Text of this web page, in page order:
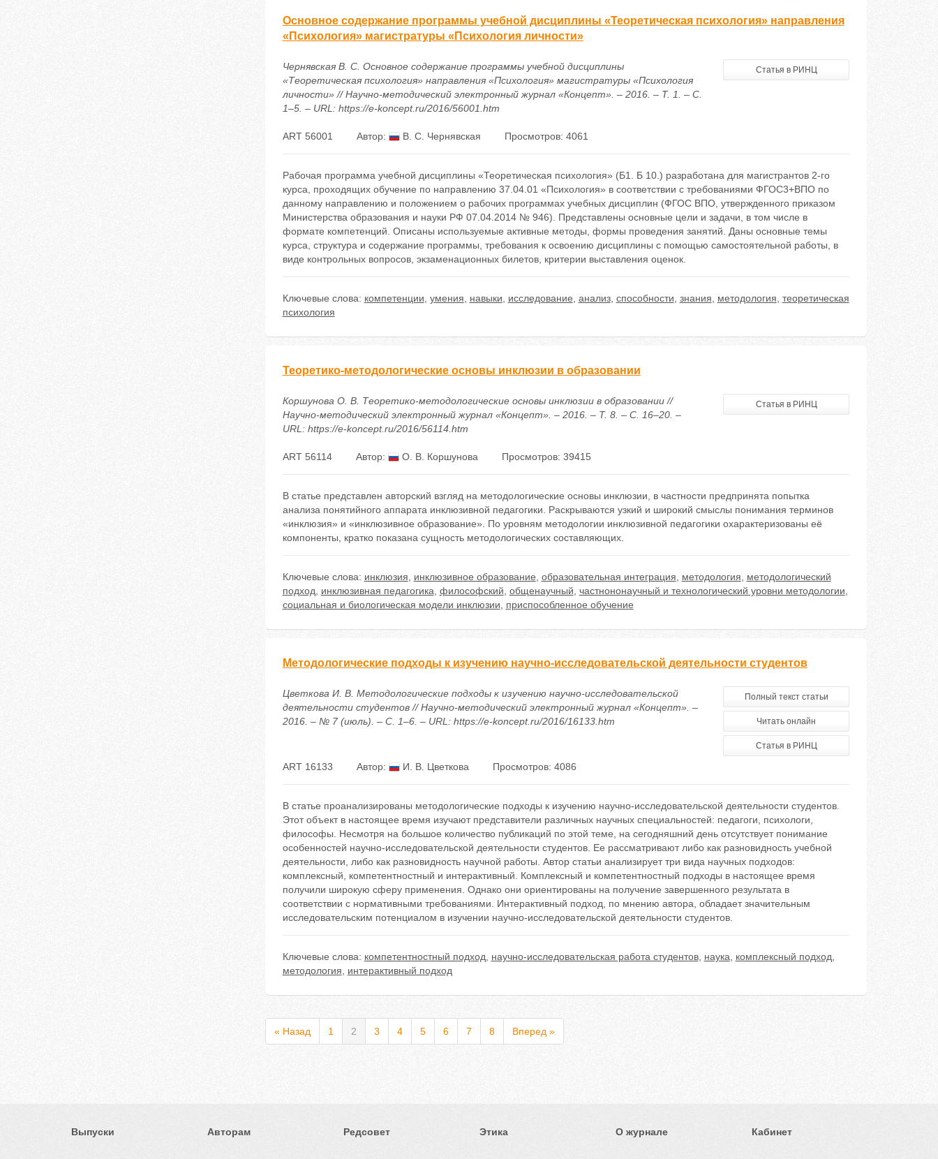
Основное содержание программы учебной дисциплины «Теоретическая психология» направления
«Психология» магистратуры «Психология личности»
Чернявская В. С. Основное содержание программы учебной дисциплины
«Теоретическая психология» направления «Психология» магистратуры «Психология
личности» // Научно-методический электронный журнал «Концепт». – 2016. – Т. 1. – С.
1–5. – URL: https://e-koncept.ru/2016/56001.htm
Статья в РИНЦ
ART 56001 Автор: В. С. Чернявская Просмотров: 4061
Рабочая программа учебной дисциплины «Теоретическая психология» (Б1. Б 10.) разработана для магистрантов 2-го
курса, проходящих обучение по направлению 37.04.01 «Психология» в соответствии с требованиями ФГОС3+ВПО по
данному направлению и положением о рабочих программах учебных дисциплин (ФГОС ВПО, утвержденного приказом
Министерства образования и науки РФ 07.04.2014 № 946). Представлены основные цели и задачи, в том числе в
формате компетенций. Описаны используемые активные методы, формы проведения занятий. Даны основные темы
курса, структура и содержание программы, требования к освоению дисциплины с помощью самостоятельной работы, в
виде контрольных вопросов, экзаменационных билетов, критерии выставления оценок.
Ключевые слова: компетенции умения навыки исследование анализ, способности знания методология теоретическая
психология
Теоретико-методологические основы инклюзии в образовании
Коршунова О. В. Теоретико-методологические основы инклюзии в образовании //
Научно-методический электронный журнал «Концепт». – 2016. – Т. 8. – С. 16–20. –
URL: https://e-koncept.ru/2016/56114.htm
Статья в РИНЦ
ART 56114 Автор: О. В. Коршунова Просмотров: 39415
В статье представлен авторский взгляд на методологические основы инклюзии, в частности предпринята попытка
анализа понятийного аппарата инклюзивной педагогики. Раскрываются узкий и широкий смыслы понимания терминов
«инклюзия» и «инклюзивное образование». По уровням методологии инклюзивной педагогики охарактеризованы её
компоненты, кратко показана сущность методологических составляющих.
Ключевые слова: инклюзия инклюзивное образование образовательная интеграция методология
методологический
подход
инклюзивная педагогика философский общенаучный частнононаучный и технологический уровни методологии
социальная и биологическая модели инклюзии
приспособленное обучение
Методологические подходы к изучению научно-исследовательской деятельности студентов
Цветкова И. В. Методологические подходы к изучению научно-исследовательской
деятельности студентов // Научно-методический электронный журнал «Концепт». –
2016. – № 7 (июль). – С. 1–6. – URL: https://e-koncept.ru/2016/16133.htm
Полный текст статьи
Читать онлайн
Статья в РИНЦ
ART 16133 Автор: И. В. Цветкова Просмотров: 4086
В статье проанализированы методологические подходы к изучению научно-исследовательской деятельности студентов.
Этот объект в настоящее время изучают представители различных научных специальностей: педагоги, психологи,
философы. Несмотря на большое количество публикаций по этой теме, на сегодняшний день отсутствует понимание
особенностей научно-исследовательской деятельности студентов. Ее рассматривают либо как разновидность учебной
деятельности, либо как разновидность научной работы. Автор статьи анализирует три вида научных подходов:
комплексный, компетентностный и интерактивный. Комплексный и компетентностный подходы в настоящее время
получили широкую сферу применения. Однако они ориентированы на получение завершенного результата в
соответствии с нормативными требованиями. Интерактивный подход, по мнению автора, обладает значительным
исследовательским потенциалом в изучении научно-исследовательской деятельности студентов.
Ключевые слова: компетентностный подход научно-исследовательская работа студентов, наука комплексный подход
методология
интерактивный подход
« Назад 1 2 3 4 5 6 7 8 Вперед »
Выпуски Авторам Редсовет Этика О журнале Кабинет